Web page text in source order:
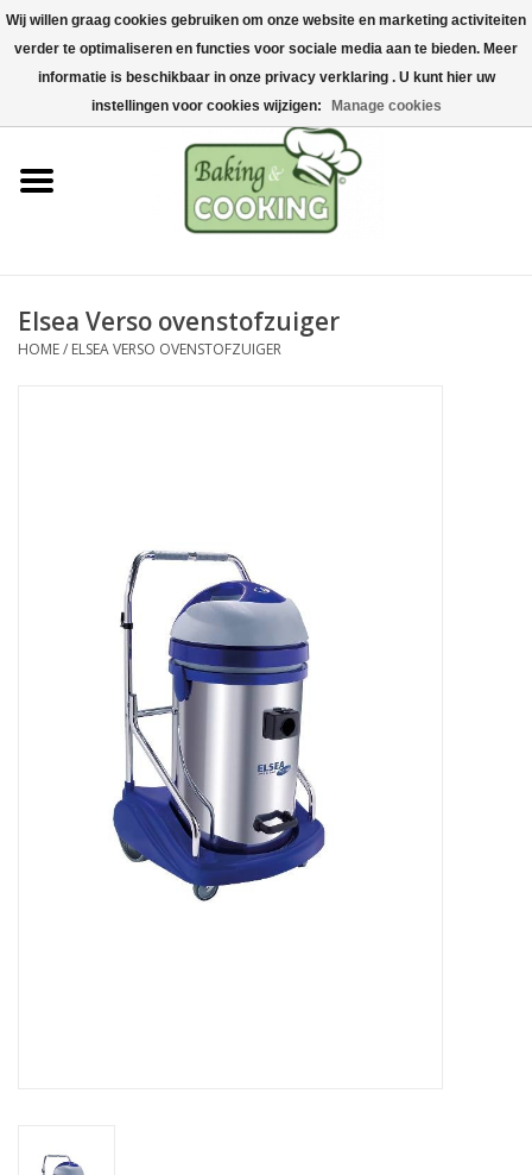
Home
Bak-& kookgerei
Machines & onderdelen
Chocolade & ijsbereiding
Elsea Verso ovenstofzuiger
HOME/ ELSEA VERSO OVENSTOFZUIGER
Wij willen graag cookies gebruiken om onze website en marketing activiteiten
verder te optimaliseren en functies voor sociale media aan te bieden. Meer
informatie is beschikbaar in onze privacy verklaring . U kunt hier uw
instellingen voor cookies wijzigen:
Manage cookies